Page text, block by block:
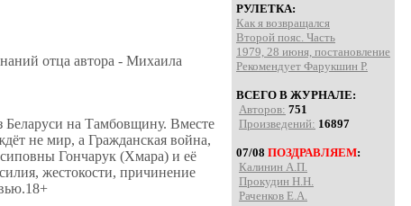
РУЛЕТКА:
Как я возвращался
Второй пояс. Часть
1979, 28 июня, постановление
Рекомендует Фарукшин Р.
ВСЕГО В ЖУРНАЛЕ:
Авторов: 751
Произведений: 16897
07/08 ПОЗДРАВЛЯЕМ:
Калинин А.П.
Прокудин Н.Н.
Раченков Е.А.
отца автора - Михаила
Беларуси на Тамбовщину. Вместе
не мир, а Гражданская война,
Гончарук (Хмара) и её
жестокости, причинение